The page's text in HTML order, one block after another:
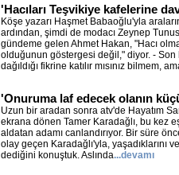
'Hacıları Teşvikiye kafelerine
Köşe yazarı Haşmet Babaoğlu'yla
ardından, şimdi de modacı Zeynep
gündeme gelen Ahmet Hakan, "Hacı
olduğunun göstergesi değil," diyor. - Son
dağıldığı fikrine katılır mısınız bilmem,
'Onuruma laf edecek olanın
Uzun bir aradan sonra atv'de Hayatım
ekrana dönen Tamer Karadağlı, bu kez
aldatan adamı canlandırıyor. Bir süre
olay geçen Karadağlı'yla, yaşadıklarını
dediğini konuştuk. Aslında...devamı